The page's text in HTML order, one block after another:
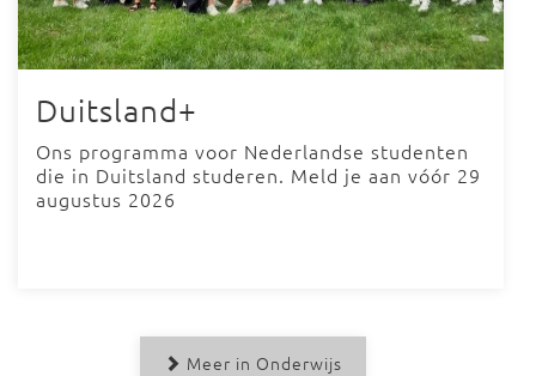
Duitsland+
Ons programma voor Nederlandse studenten
die in Duitsland studeren. Meld je aan vóór 29
augustus 2026
Meer in Onderwijs